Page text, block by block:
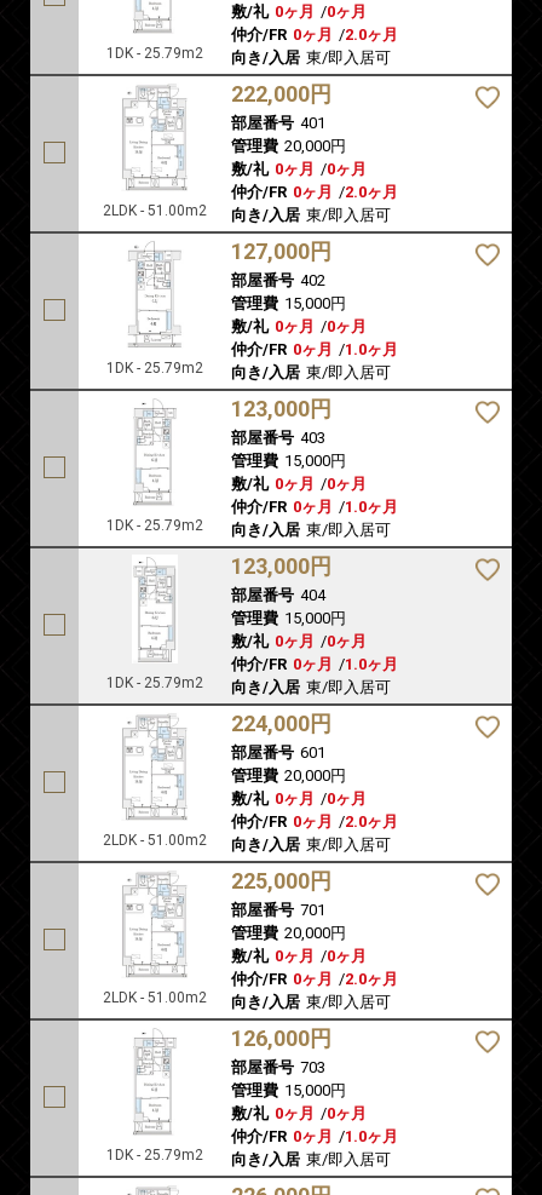
1DK - 25.79m2
敷/礼 0ヶ月 /0ヶ月
仲介/FR 0ヶ月 /2.0ヶ月
向き/入居 東/即入居可
2LDK - 51.00m2
222,000円
部屋番号 401
管理費 20,000円
敷/礼 0ヶ月 /0ヶ月
仲介/FR 0ヶ月 /2.0ヶ月
向き/入居 東/即入居可
1DK - 25.79m2
127,000円
部屋番号 402
管理費 15,000円
敷/礼 0ヶ月 /0ヶ月
仲介/FR 0ヶ月 /1.0ヶ月
向き/入居 東/即入居可
1DK - 25.79m2
123,000円
部屋番号 403
管理費 15,000円
敷/礼 0ヶ月 /0ヶ月
仲介/FR 0ヶ月 /1.0ヶ月
向き/入居 東/即入居可
1DK - 25.79m2
123,000円
部屋番号 404
管理費 15,000円
敷/礼 0ヶ月 /0ヶ月
仲介/FR 0ヶ月 /1.0ヶ月
向き/入居 東/即入居可
2LDK - 51.00m2
224,000円
部屋番号 601
管理費 20,000円
敷/礼 0ヶ月 /0ヶ月
仲介/FR 0ヶ月 /2.0ヶ月
向き/入居 東/即入居可
2LDK - 51.00m2
225,000円
部屋番号 701
管理費 20,000円
敷/礼 0ヶ月 /0ヶ月
仲介/FR 0ヶ月 /2.0ヶ月
向き/入居 東/即入居可
1DK - 25.79m2
126,000円
部屋番号 703
管理費 15,000円
敷/礼 0ヶ月 /0ヶ月
仲介/FR 0ヶ月 /1.0ヶ月
向き/入居 東/即入居可